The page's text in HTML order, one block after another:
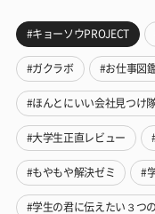
#キョーソウPROJECT
#ガクラボ #お仕事図
#ほんとにいい会社見つけ隊
#大学生正直レビュー
#もやもや解決ゼミ #
#学生の君に伝えたい３つ